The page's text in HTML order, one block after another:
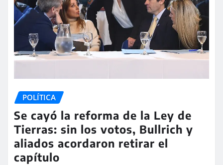
POLÍTICA
Se cayó la reforma de la Ley de
Tierras: sin los votos, Bullrich y
aliados acordaron retirar el
capítulo